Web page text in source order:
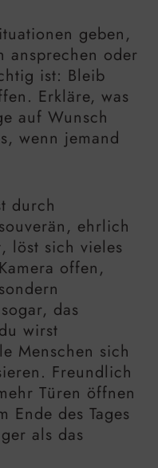
geben,
ansprechen oder
ist: Bleib
Erkläre, was
auf Wunsch
wenn jemand
durch
ehrlich
löst sich vieles
offen,
das
wirst
Menschen sich
Freundlich
Türen öffnen
Ende des Tages
als das